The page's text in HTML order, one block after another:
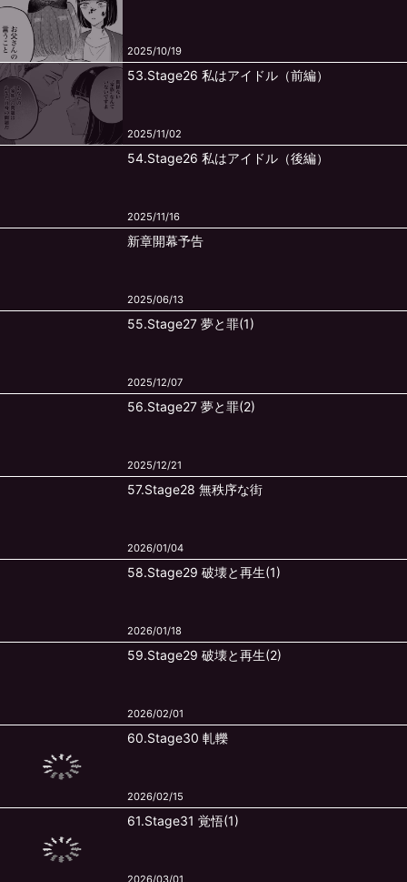
2025/10/19
53.Stage26 私はアイドル（前編）
2025/11/02
54.Stage26 私はアイドル（後編）
2025/11/16
新章開幕予告
2025/06/13
55.Stage27 夢と罪(1)
2025/12/07
56.Stage27 夢と罪(2)
2025/12/21
57.Stage28 無秩序な街
2026/01/04
58.Stage29 破壊と再生(1)
2026/01/18
59.Stage29 破壊と再生(2)
2026/02/01
60.Stage30 軋轢
2026/02/15
61.Stage31 覚悟(1)
2026/03/01